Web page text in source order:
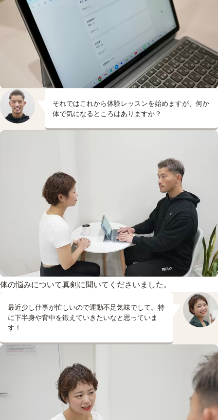
それではこれから体験レッスンを始めますが、何か
体で気になるところはありますか？
体の悩みについて真剣に聞いてくださいました。
最近少し仕事が忙しいので運動不足気味でして。特
に下半身や背中を鍛えていきたいなと思っていま
す！